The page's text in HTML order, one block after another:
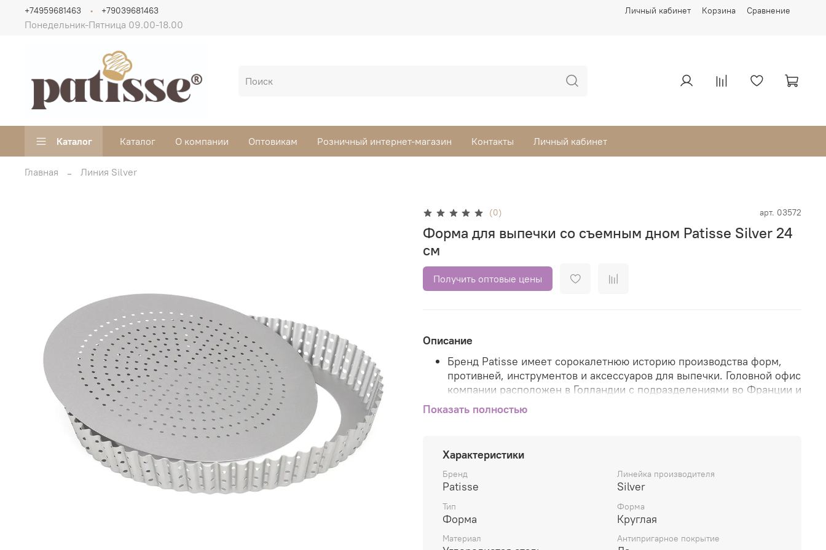
Личный кабинет Корзина Сравнение
Понедельник-Пятница 09.00-18.00
+74959681463 +79039681463
Каталог Каталог О компании Оптовикам Розничный интернет-магазин Контакты Личный кабинет
Главная Линия Silver
(0) арт. 03572
Форма для выпечки со съемным дном Patisse Silver 24
см
Получить оптовые цены
Описание
Бренд Patisse имеет сорокалетнюю историю производства форм,
противней, инструментов и аксессуаров для выпечки. Головной офис
компании расположен в Голландии с подразделениями во Франции и
Весь ассортимент товаров производится на собственных заводах
Patisse в Европе, что позволяет осуществлять высокий контроль за
качеством продукции и соответствовать всем стандартам и нормам
Европейского союза.
Инновационные технологии производства делают инвентарь Patisse
максимально удобным и долговечным в использовании и
Показать полностью
Характеристики
Бренд
Patisse
Линейка производителя
Silver
Тип
Форма
Форма
Круглая
Материал Антипригарное покрытие